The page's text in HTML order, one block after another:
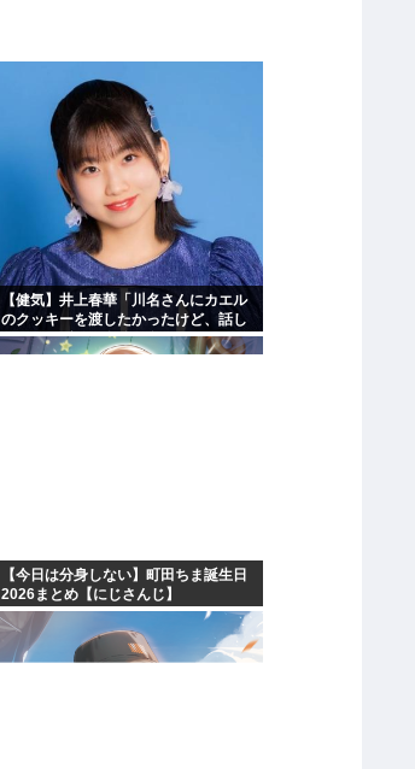
【健気】井上春華「川名さんにカエル
のクッキーを渡したかったけど、話し
かけられず結局自分で食べた」
【今日は分身しない】町田ちま誕生日
2026まとめ【にじさんじ】